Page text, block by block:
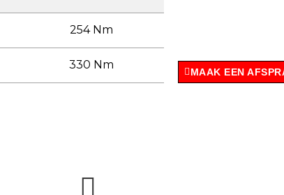
254 Nm
330 Nm
MAAK EEN